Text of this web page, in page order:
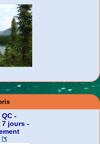
-
7 jours -